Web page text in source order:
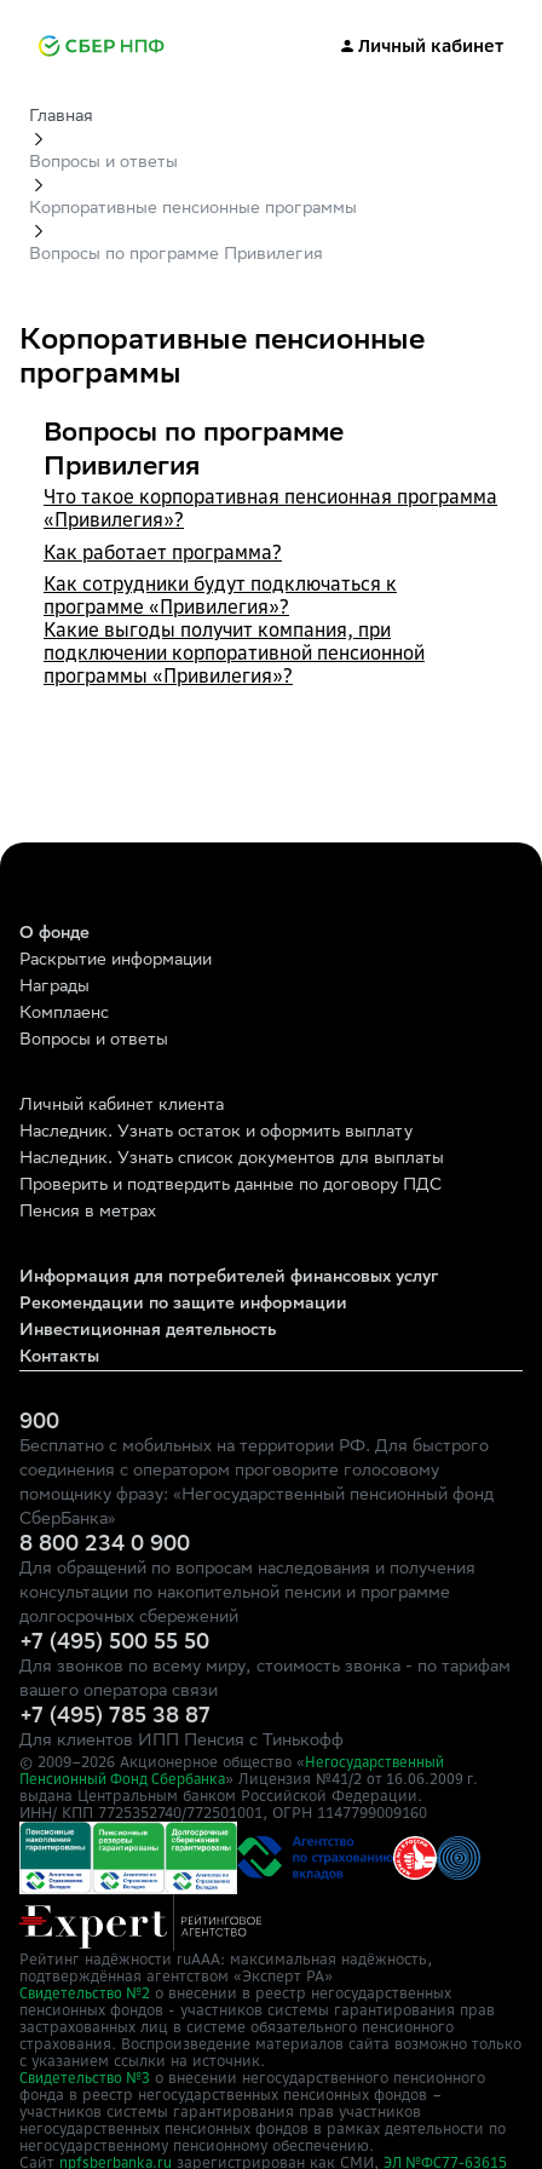
Личный кабинет
Главная
Вопросы и ответы
Корпоративные пенсионные программы
Вопросы по программе Привилегия
Корпоративные пенсионные
программы
Вопросы по программе
Привилегия
Что такое корпоративная пенсионная программа
«Привилегия»?
Как работает программа?
Как сотрудники будут подключаться к
программе «Привилегия»?
Какие выгоды получит компания, при
подключении корпоративной пенсионной
программы «Привилегия»?
О фонде
Раскрытие информации
Награды
Комплаенс
Вопросы и ответы
Личный кабинет клиента
Наследник. Узнать остаток и оформить выплату
Наследник. Узнать список документов для выплаты
Проверить и подтвердить данные по договору ПДС
Пенсия в метрах
Информация для потребителей финансовых услуг
Рекомендации по защите информации
Инвестиционная деятельность
Контакты
900
Бесплатно с мобильных на территории РФ. Для быстрого
соединения с оператором проговорите голосовому
помощнику фразу: «Негосударственный пенсионный фонд
СберБанка»
8 800 234 0 900
Для обращений по вопросам наследования и получения
консультации по накопительной пенсии и программе
долгосрочных сбережений
+7 (495) 500 55 50
Для звонков по всему миру, стоимость звонка - по тарифам
вашего оператора связи
+7 (495) 785 38 87
Для клиентов ИПП Пенсия с Тинькофф
© 2009–2026 Акционерное общество « Негосударственный
Пенсионный Фонд Сбербанка» Лицензия №41/2 от 16.06.2009 г.
выдана Центральным банком Российской Федерации.
ИНН/ КПП 7725352740/772501001, ОГРН 1147799009160
Рейтинг надёжности ruAAA: максимальная надёжность,
подтверждённая агентством «Эксперт РА»
Свидетельство №2 о внесении в реестр негосударственных
пенсионных фондов - участников системы гарантирования прав
застрахованных лиц в системе обязательного пенсионного
страхования. Воспроизведение материалов сайта возможно только
с указанием ссылки на источник.
Свидетельство №3 о внесении негосударственного пенсионного
фонда в реестр негосударственных пенсионных фондов –
участников системы гарантирования прав участников
негосударственных пенсионных фондов в рамках деятельности по
негосударственному пенсионному обеспечению.
Сайт npfsberbanka.ru зарегистрирован как СМИ, ЭЛ №ФС77-63615